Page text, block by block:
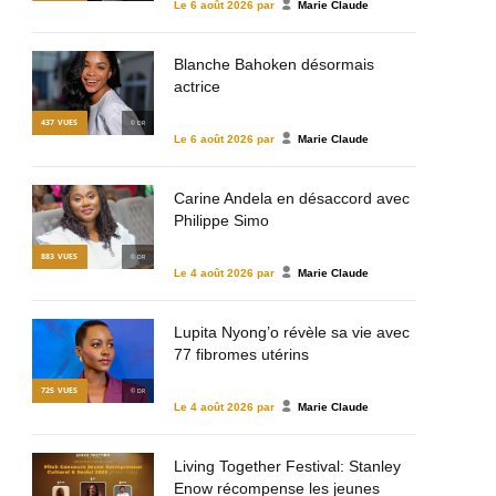
Le 6 août 2026 par Marie Claude
437 VUES © DR
Blanche Bahoken désormais
actrice
Le 6 août 2026 par Marie Claude
883 VUES © DR
Carine Andela en désaccord avec
Philippe Simo
Le 4 août 2026 par Marie Claude
725 VUES © DR
Lupita Nyong’o révèle sa vie avec
77 fibromes utérins
Le 4 août 2026 par Marie Claude
Living Together Festival: Stanley
Enow récompense les jeunes